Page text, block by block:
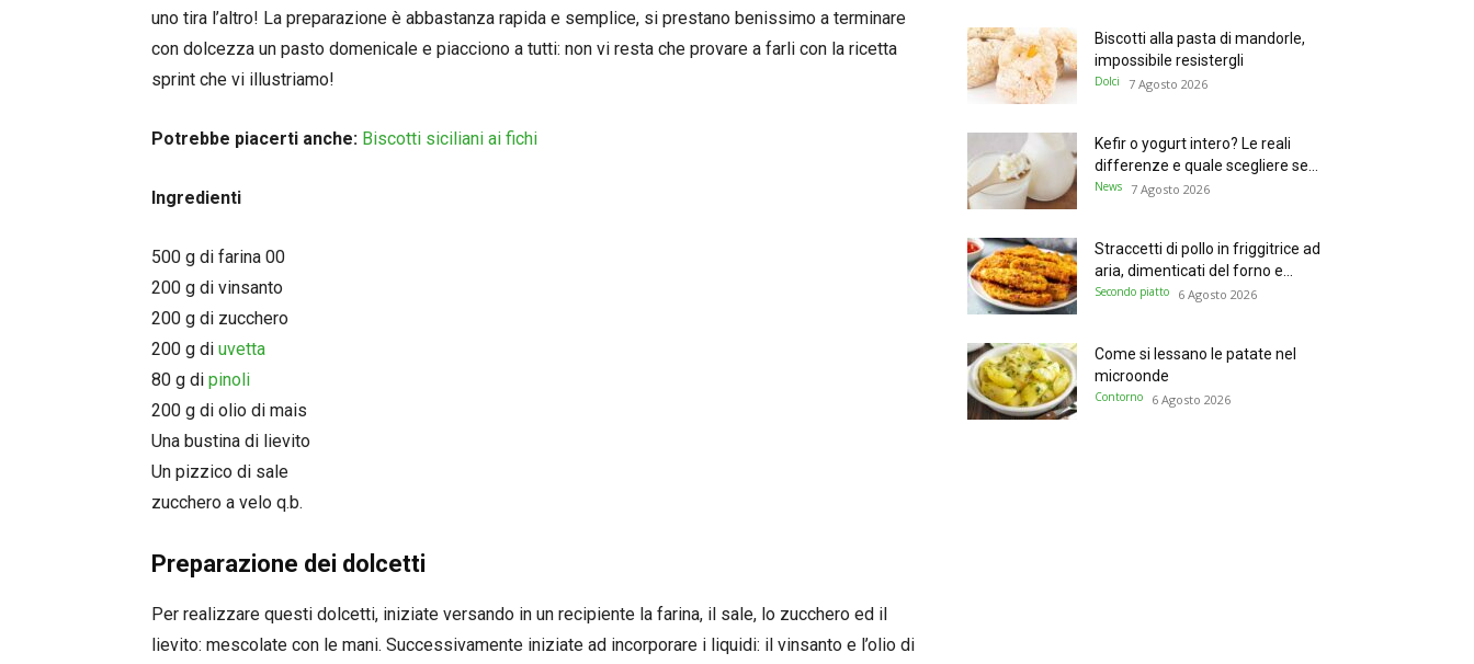
uno tira l’altro! La preparazione è abbastanza rapida e semplice, si prestano benissimo a terminare
con dolcezza un pasto domenicale e piacciono a tutti: non vi resta che provare a farli con la ricetta
sprint che vi illustriamo!
Potrebbe piacerti anche: Biscotti siciliani ai fichi
Ingredienti
500 g di farina 00
200 g di vinsanto
200 g di zucchero
200 g di uvetta
80 g di pinoli
200 g di olio di mais
Una bustina di lievito
Un pizzico di sale
zucchero a velo q.b.
Preparazione dei dolcetti
Per realizzare questi dolcetti, iniziate versando in un recipiente la farina, il sale, lo zucchero ed il
lievito: mescolate con le mani. Successivamente iniziate ad incorporare i liquidi: il vinsanto e l’olio di
Biscotti alla pasta di mandorle,
impossibile resistergli
Dolci 7 Agosto 2026
Kefir o yogurt intero? Le reali
differenze e quale scegliere se...
News 7 Agosto 2026
Straccetti di pollo in friggitrice ad
aria, dimenticati del forno e...
Secondo piatto 6 Agosto 2026
Come si lessano le patate nel
microonde
Contorno 6 Agosto 2026